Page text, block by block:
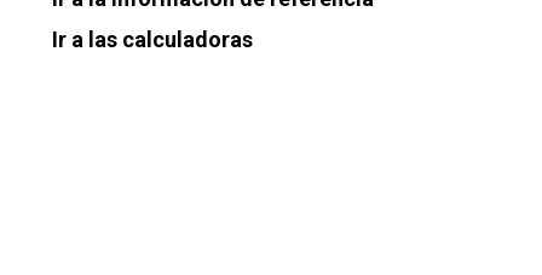
Ir a las calculadoras